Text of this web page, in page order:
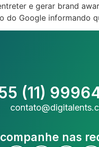
e gerar brand
do Google informando
(11)
nas